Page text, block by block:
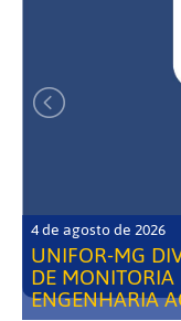
4 de agosto de 2026
UNIFOR-MG
DE
ENGENHARIA